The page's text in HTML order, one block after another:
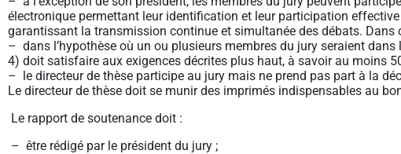
électronique permettant leur identification et leur participation
garantissant la transmission continue et simultanée des débats.
– dans l’hypothèse où un ou plusieurs membres du jury seraient
4) doit satisfaire aux exigences décrites plus haut, à savoir au moins
– le directeur de thèse participe au jury mais ne prend pas part à la
Le directeur de thèse doit se munir des imprimés indispensables au
Le rapport de soutenance doit :
– être rédigé par le président du jury ;